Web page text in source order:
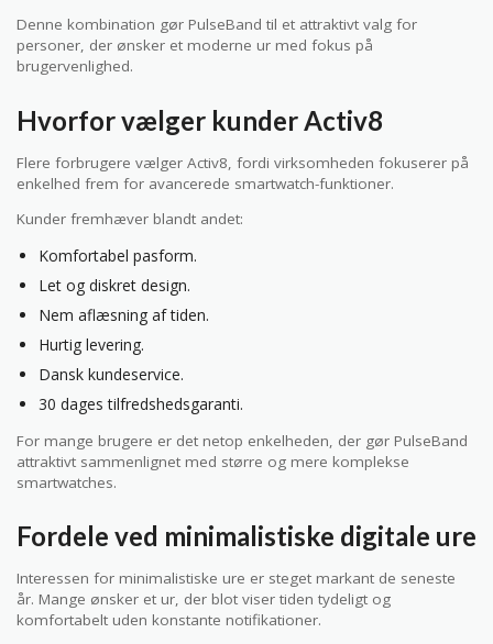
Denne kombination gør PulseBand til et attraktivt valg for
personer, der ønsker et moderne ur med fokus på
brugervenlighed.
Hvorfor vælger kunder Activ8
Flere forbrugere vælger Activ8, fordi virksomheden fokuserer på
enkelhed frem for avancerede smartwatch-funktioner.
Kunder fremhæver blandt andet:
Komfortabel pasform.
Let og diskret design.
Nem aflæsning af tiden.
Hurtig levering.
Dansk kundeservice.
30 dages tilfredshedsgaranti.
For mange brugere er det netop enkelheden, der gør PulseBand
attraktivt sammenlignet med større og mere komplekse
smartwatches.
Fordele ved minimalistiske digitale ure
Interessen for minimalistiske ure er steget markant de seneste
år. Mange ønsker et ur, der blot viser tiden tydeligt og
komfortabelt uden konstante notifikationer.